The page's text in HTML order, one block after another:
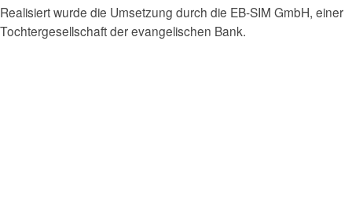
Realisiert wurde die Umsetzung durch die EB-SIM GmbH, einer
Tochtergesellschaft der evangelischen Bank.